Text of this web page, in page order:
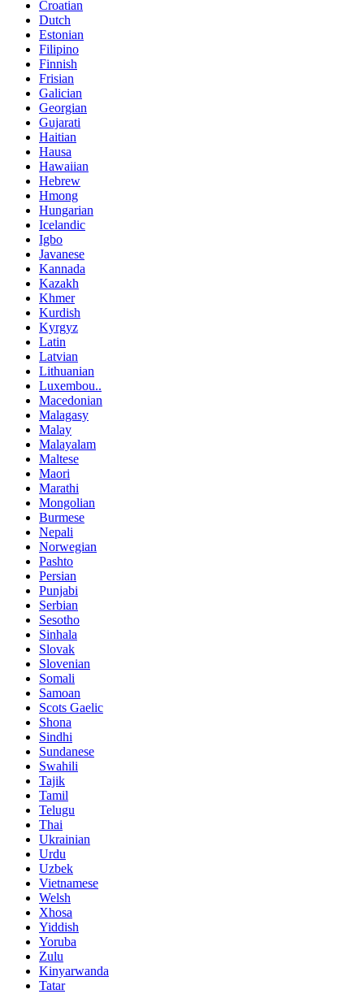
Croatian
Dutch
Estonian
Filipino
Finnish
Frisian
Galician
Georgian
Gujarati
Haitian
Hausa
Hawaiian
Hebrew
Hmong
Hungarian
Icelandic
Igbo
Javanese
Kannada
Kazakh
Khmer
Kurdish
Kyrgyz
Latin
Latvian
Lithuanian
Luxembou..
Macedonian
Malagasy
Malay
Malayalam
Maltese
Maori
Marathi
Mongolian
Burmese
Nepali
Norwegian
Pashto
Persian
Punjabi
Serbian
Sesotho
Sinhala
Slovak
Slovenian
Somali
Samoan
Scots Gaelic
Shona
Sindhi
Sundanese
Swahili
Tajik
Tamil
Telugu
Thai
Ukrainian
Urdu
Uzbek
Vietnamese
Welsh
Xhosa
Yiddish
Yoruba
Zulu
Kinyarwanda
Tatar